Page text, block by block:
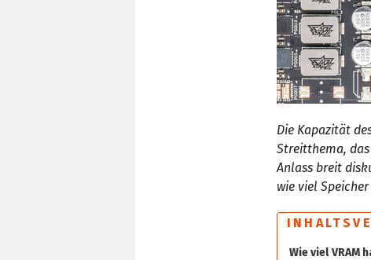
Die Kapazität
Streitthema, das
Anlass breit
wie viel
Wie viel VRAM